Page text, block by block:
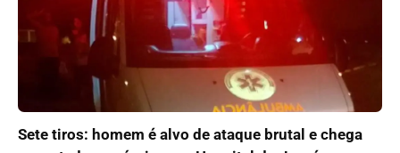
Sete tiros: homem é alvo de ataque brutal e chega